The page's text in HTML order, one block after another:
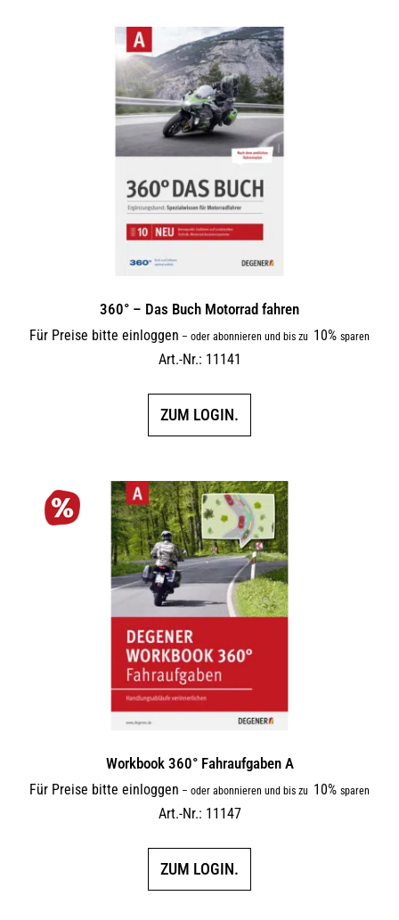
360° – Das Buch Motorrad fahren
Für Preise bitte einloggen – oder abonnieren und bis zu 10% sparen
Art.-Nr.: 11141
ZUM LOGIN.
Workbook 360° Fahraufgaben A
Für Preise bitte einloggen – oder abonnieren und bis zu 10% sparen
Art.-Nr.: 11147
ZUM LOGIN.